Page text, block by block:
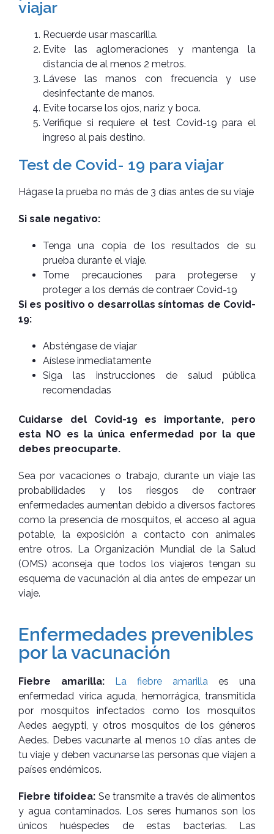
viajar
Recuerde usar mascarilla.
Evite las aglomeraciones y mantenga la
distancia de al menos 2 metros.
Lávese las manos con frecuencia y use
desinfectante de manos.
Evite tocarse los ojos, nariz y boca.
Verifique si requiere el test Covid-19 para el
ingreso al país destino.
Test de Covid- 19 para viajar
Hágase la prueba no más de 3 días antes de su viaje
Si sale negativo:
Tenga una copia de los resultados de su
prueba durante el viaje.
Tome precauciones para protegerse y
proteger a los demás de contraer Covid-19
Si es positivo o desarrollas síntomas de Covid-
19:
Absténgase de viajar
Aíslese inmediatamente
Siga las instrucciones de salud pública
recomendadas
Cuidarse del Covid-19 es importante, pero
esta NO es la única enfermedad por la que
debes preocuparte.
Sea por vacaciones o trabajo, durante un viaje las
probabilidades y los riesgos de contraer
enfermedades aumentan debido a diversos factores
como la presencia de mosquitos, el acceso al agua
potable, la exposición a contacto con animales
entre otros. La Organización Mundial de la Salud
(OMS) aconseja que todos los viajeros tengan su
esquema de vacunación al día antes de empezar un
viaje.
Enfermedades prevenibles
por la vacunación
Fiebre amarilla: La fiebre amarilla es una
enfermedad vírica aguda, hemorrágica, transmitida
por mosquitos infectados como los mosquitos
Aedes aegypti, y otros mosquitos de los géneros
Aedes. Debes vacunarte al menos 10 días antes de
tu viaje y deben vacunarse las personas que viajen a
países endémicos.
Fiebre tifoidea: Se transmite a través de alimentos
y agua contaminados. Los seres humanos son los
únicos huéspedes de estas bacterias. Las